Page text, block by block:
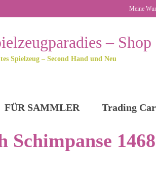
Meine
Spielzeug – Second Hand und Neu
FÜR SAMMLER Trading
Schimpanse